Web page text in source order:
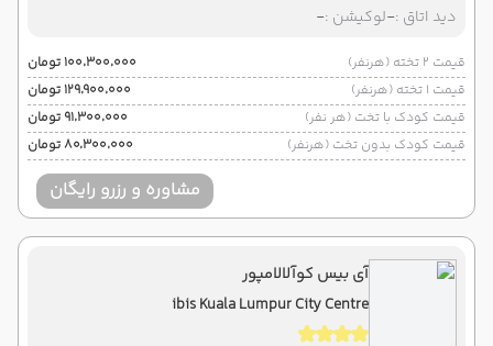
دید اتاق :-لوکیشن :-
قیمت 2 تخته (هرنفر)
۱۰۰٬۳۰۰٬۰۰۰ تومان
قیمت 1 تخته (هرنفر)
۱۲۹٬۹۰۰٬۰۰۰ تومان
قیمت کودک با تخت (هر نفر)
۹۱٬۳۰۰٬۰۰۰ تومان
قیمت کودک بدون تخت (هرنفر)
۸۰٬۳۰۰٬۰۰۰ تومان
مشاوره و رزرو رایگان
آی بیس کوآلالامپور
ibis Kuala Lumpur City Centre